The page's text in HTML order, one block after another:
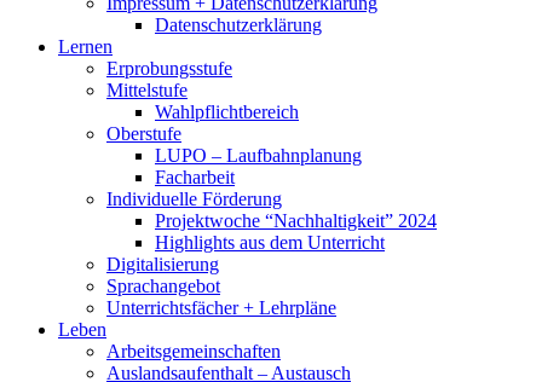
Datenschutzerklärung
Lernen
Erprobungsstufe
Mittelstufe
Wahlpflichtbereich
Oberstufe
LUPO – Laufbahnplanung
Facharbeit
Individuelle Förderung
Projektwoche “Nachhaltigkeit” 2024
Highlights aus dem Unterricht
Digitalisierung
Sprachangebot
Unterrichtsfächer + Lehrpläne
Leben
Arbeitsgemeinschaften
Auslandsaufenthalt – Austausch